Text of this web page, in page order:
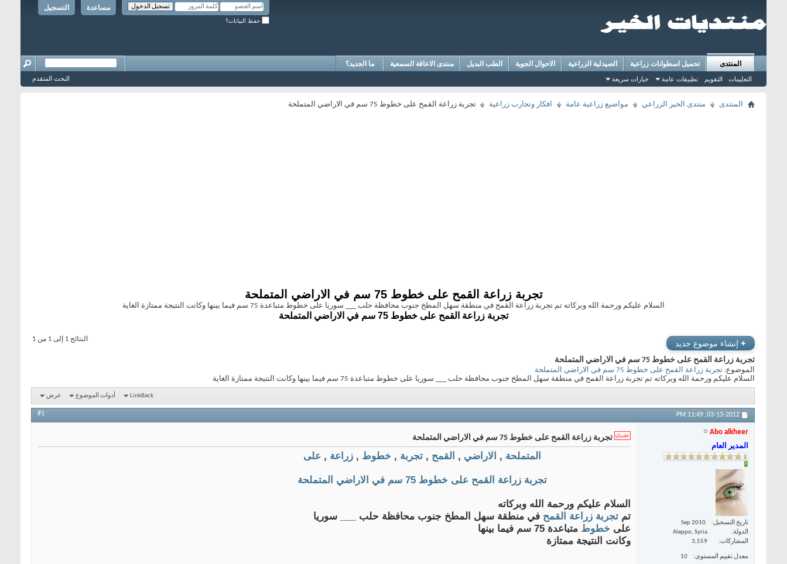
التسجيل مساعدة
حفظ البيانات؟
المنتدى
التعليمات التقويم تطبيقات عامة خيارات سريعة
تحميل اسطوانات زراعية الصيدلية الزراعية الاحوال الجوية الطب البديل منتدى الاعاقة السمعية ما الجديد؟
البحث المتقدم
المنتدى منتدى الخير الزراعي مواضيع زراعية عامة افكار وتجارب زراعية تجربة زراعة القمح على خطوط 75 سم في الاراضي المتملحة
تجربة زراعة القمح على خطوط 75 سم في الاراضي المتملحة
السلام عليكم ورحمة الله وبركاته تم تجربة زراعة القمح في منطقة سهل المطخ جنوب محافظة حلب ___ سوريا على خطوط متباعدة 75 سم فيما بينها وكانت النتيجة ممتازة الغاية
تجربة زراعة القمح على خطوط 75 سم في الاراضي المتملحة
+ إنشاء موضوع جديد النتائج 1 إلى 1 من 1
تجربة زراعة القمح على خطوط 75 سم في الاراضي المتملحة
الموضوع: تجربة زراعة القمح على خطوط 75 سم في الاراضي المتملحة
السلام عليكم ورحمة الله وبركاته تم تجربة زراعة القمح في منطقة سهل المطخ جنوب محافظة حلب ___ سوريا على خطوط متباعدة 75 سم فيما بينها وكانت النتيجة ممتازة الغاية
LinkBack أدوات الموضوع عرض
03-13-2012,
11:49 PM
#1
Abo alkheer
المدير العام
تاريخ التسجيل
Sep 2010
الدولة
Aleppo, Syria
المشاركات
3,559
معدل تقييم المستوى 10
تجربة زراعة القمح على خطوط 75 سم في الاراضي المتملحة
المتملحة , الاراضي , القمح ,تجربة , خطوط ,زراعة ,على
تجربة زراعة القمح على خطوط 75 سم في الاراضي المتملحة
السلام عليكم ورحمة الله وبركاته
تم تجربة زراعة القمح في منطقة سهل المطخ جنوب محافظة حلب ___ سوريا
على خطوط متباعدة 75 سم فيما بينها
وكانت النتيجة ممتازة